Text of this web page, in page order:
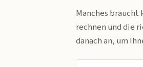
Manches braucht
rechnen und die
danach an, um